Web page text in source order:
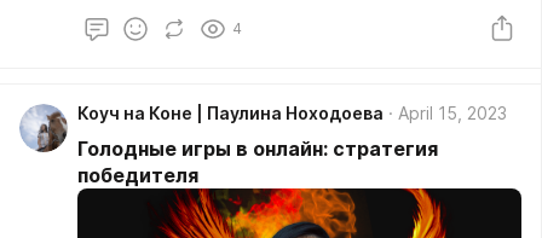
4
Коуч на Коне | Паулина Ноходоева April 15, 2023
Голодные игры в онлайн: стратегия
победителя